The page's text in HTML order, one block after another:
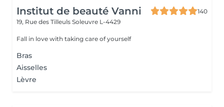
Institut de beauté Vanni
140
19, Rue des Tilleuls Soleuvre L-4429
Fall in love with taking care of yourself
Bras
Aisselles
Lèvre